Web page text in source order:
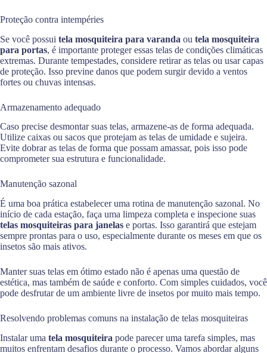
Proteção contra intempéries
Se você possui tela mosquiteira para varanda ou tela mosquiteira
para portas, é importante proteger essas telas de condições climáticas
extremas. Durante tempestades, considere retirar as telas ou usar capas
de proteção. Isso previne danos que podem surgir devido a ventos
fortes ou chuvas intensas.
Armazenamento adequado
Caso precise desmontar suas telas, armazene-as de forma adequada.
Utilize caixas ou sacos que protejam as telas de umidade e sujeira.
Evite dobrar as telas de forma que possam amassar, pois isso pode
comprometer sua estrutura e funcionalidade.
Manutenção sazonal
É uma boa prática estabelecer uma rotina de manutenção sazonal. No
início de cada estação, faça uma limpeza completa e inspecione suas
telas mosquiteiras para janelas e portas. Isso garantirá que estejam
sempre prontas para o uso, especialmente durante os meses em que os
insetos são mais ativos.
Manter suas telas em ótimo estado não é apenas uma questão de
estética, mas também de saúde e conforto. Com simples cuidados, você
pode desfrutar de um ambiente livre de insetos por muito mais tempo.
Resolvendo problemas comuns na instalação de telas mosquiteiras
Instalar uma tela mosquiteira pode parecer uma tarefa simples, mas
muitos enfrentam desafios durante o processo. Vamos abordar alguns